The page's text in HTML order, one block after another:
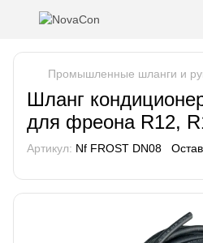
Промышленные шланги и
Шланг
для фреона R12,
Артикул: Nf FROST DN08